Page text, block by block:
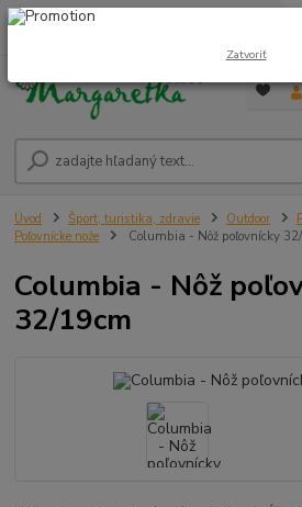
0948 236 042
Úvod Šport, turistika, zdravie Outdoor
Poľovnícke nože
Columbia - Nôž poľovnícky
Columbia - Nôž
32/19cm
Zatvoriť